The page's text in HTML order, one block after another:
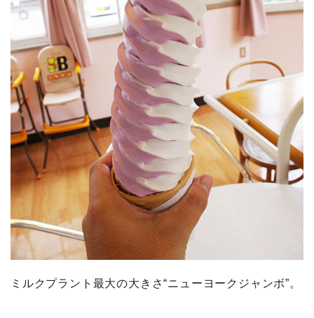
ミルクプラント最大の大きさ“ニューヨークジャンボ”。